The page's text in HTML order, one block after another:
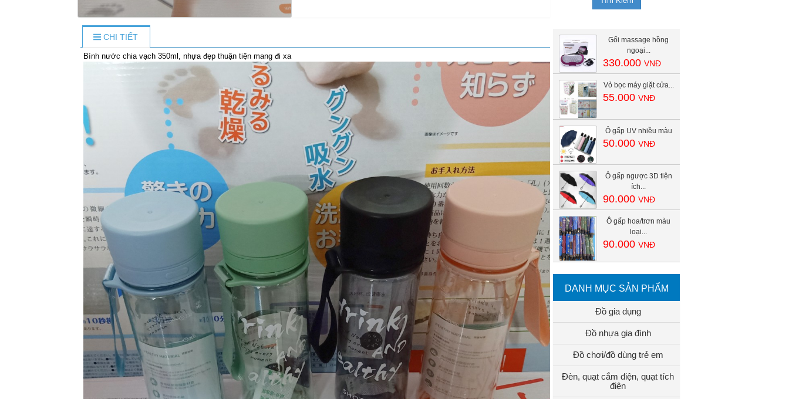
CHI TIẾT
Bình nước chia vạch 350ml, nhựa đẹp thuận tiện mang đi xa
Gối massage hồng
ngoại...
330.000VNĐ
Vỏ bọc máy giặt cửa...
55.000VNĐ
Ô gấp UV nhiều màu
50.000VNĐ
Ô gấp ngược 3D tiện
ích...
90.000VNĐ
Ô gấp hoa/trơn màu
loại...
90.000VNĐ
DANH MỤC SẢN PHẨM
Đồ gia dụng
Đồ nhựa gia đình
Đồ chơi/đồ dùng trẻ em
Đèn, quạt cắm điện, quạt tích
điện